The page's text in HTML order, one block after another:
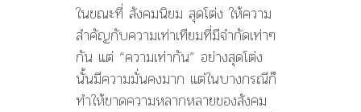
ในขณะที่ สังคมนิยม สุดโต่ง ให้ความ
สำคัญกับความเท่าเทียมที่มีจำกัดเท่าๆ
กัน แต่ “ความเท่ากัน” อย่างสุดโต่ง
นั้นมีความมั่นคงมาก แต่ในบางกรณีก็
ทำให้ขาดความหลากหลายของสังคม